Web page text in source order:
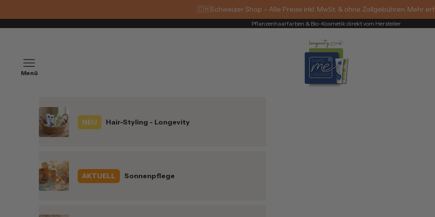
🇨🇭Schweizer Shop – Alle Preise inkl. MwSt. & ohne Zollgebühren. Mehr
Pflanzenhaarfarben & Bio-Kosmetik direkt vom Hersteller
Thats me Organic®
Navigationsmenü öffnen
NEU Hair-Styling - Longevity
AKTUELL Sonnenpflege